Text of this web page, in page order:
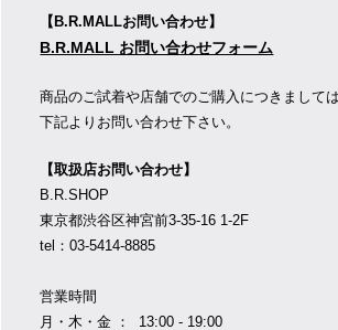
【B.R.MALLお問い合わせ】
B.R.MALL お問い合わせフォーム
商品のご試着や店舗でのご購入につきましては
下記よりお問い合わせ下さい。
【取扱店お問い合わせ】
B.R.SHOP
東京都渋谷区神宮前3-35-16 1-2F
tel：03-5414-8885
営業時間
月・木・金 ： 13:00 - 19:00